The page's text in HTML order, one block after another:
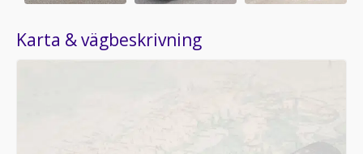
Karta & vägbeskrivning